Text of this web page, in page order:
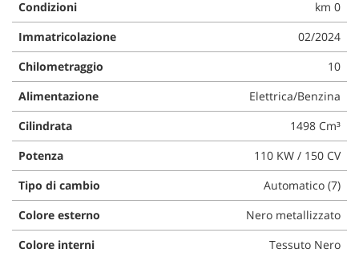
Condizioni
km 0
Immatricolazione
02/2024
Chilometraggio
10
Alimentazione
Elettrica/Benzina
Cilindrata
1498 Cm³
Potenza
110 KW / 150 CV
Tipo di cambio
Automatico (7)
Colore esterno
Nero metallizzato
Colore interni
Tessuto Nero
questi
strumenti
tracciamento
si
rimanda
alla
cookie
policy.
Puoi
rivedere
e
modificare
le
tue